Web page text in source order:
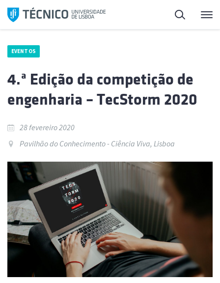
Saltar
para
Pesquisa
EVENTOS
4.ª Edição da competição de
engenharia – TecStorm 2020
28 fevereiro 2020
Pavilhão do Conhecimento - Ciência Viva, Lisboa